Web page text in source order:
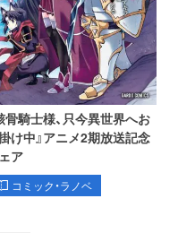
骨騎士様、只今異世界へお
け中』アニメ2期放送記念
ア
コミック・ラノベ